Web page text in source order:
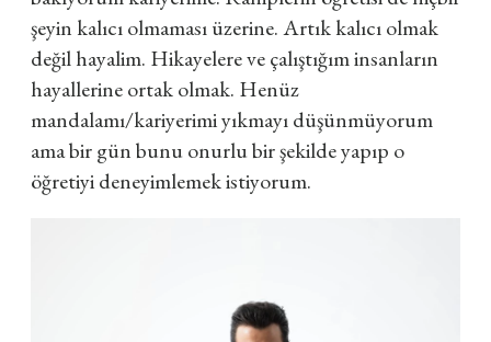
şeyin kalıcı olmaması üzerine. Artık kalıcı olmak
değil hayalim. Hikayelere ve çalıştığım insanların
hayallerine ortak olmak. Henüz
mandalamı/kariyerimi yıkmayı düşünmüyorum
ama bir gün bunu onurlu bir şekilde yapıp o
öğretiyi deneyimlemek istiyorum.